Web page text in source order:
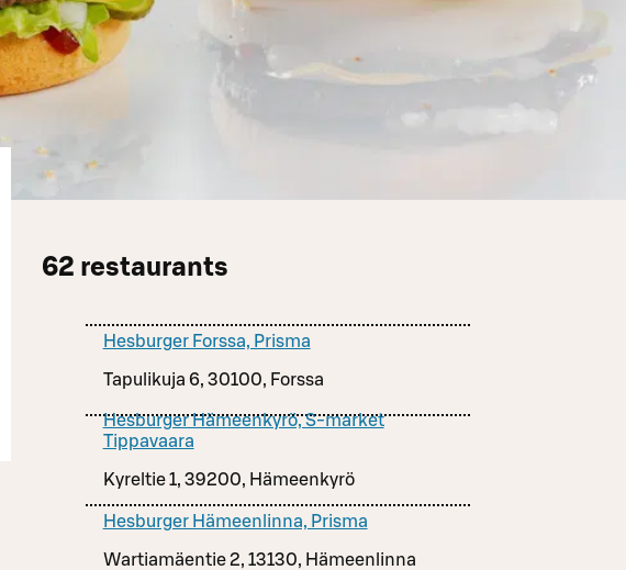
62 restaurants
Hesburger Forssa, Prisma
Tapulikuja 6, 30100, Forssa
Hesburger Hämeenkyrö, S-market
Tippavaara
Kyreltie 1, 39200, Hämeenkyrö
Hesburger Hämeenlinna, Prisma
Wartiamäentie 2, 13130, Hämeenlinna